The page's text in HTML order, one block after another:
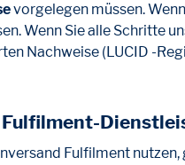
vorgelegen müssen.
Wenn Sie alle Schritte
Nachweise (LUCID -
Fulfilment